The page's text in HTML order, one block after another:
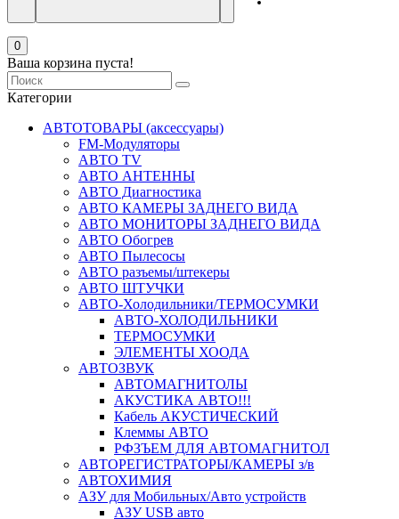
0
Ваша корзина пуста!
Категории
АВТОТОВАРЫ (аксессуары)
FM-Модуляторы
АВТО TV
АВТО АНТЕННЫ
АВТО Диагностика
АВТО КАМЕРЫ ЗАДНЕГО ВИДА
АВТО МОНИТОРЫ ЗАДНЕГО ВИДА
АВТО Обогрев
АВТО Пылесосы
АВТО разъемы/штекеры
АВТО ШТУЧКИ
АВТО-Холодильники/ТЕРМОСУМКИ
АВТО-ХОЛОДИЛЬНИКИ
ТЕРМОСУМКИ
ЭЛЕМЕНТЫ ХООДА
АВТОЗВУК
АВТОМАГНИТОЛЫ
АКУСТИКА АВТО!!!
Кабель АКУСТИЧЕСКИЙ
Клеммы АВТО
РФЗЪЕМ ДЛЯ АВТОМАГНИТОЛ
АВТОРЕГИСТРАТОРЫ/КАМЕРЫ з/в
АВТОХИМИЯ
АЗУ для Мобильных/Авто устройств
АЗУ USB авто